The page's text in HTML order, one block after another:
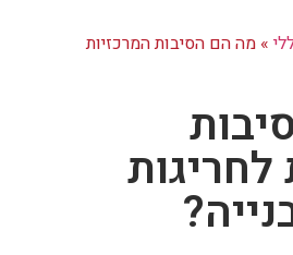
» מה הם הסיבות המרכזיות
לחריגות